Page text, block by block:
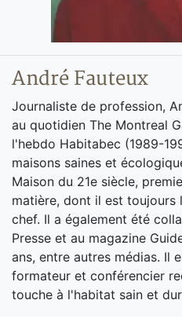
André Fauteux
Journaliste de profession,
au quotidien The Montreal
l'hebdo Habitabec (1989-
maisons saines et
Maison du 21e siècle,
matière, dont il est
chef. Il a également été
Presse et au magazine
ans, entre autres médias. Il
formateur et conférencier
touche à l'habitat sain et